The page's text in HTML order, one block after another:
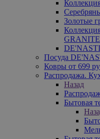
Золотые
GRANITE
Посуда
Ковры от 699
Распродажа.
Назад
Бытовая